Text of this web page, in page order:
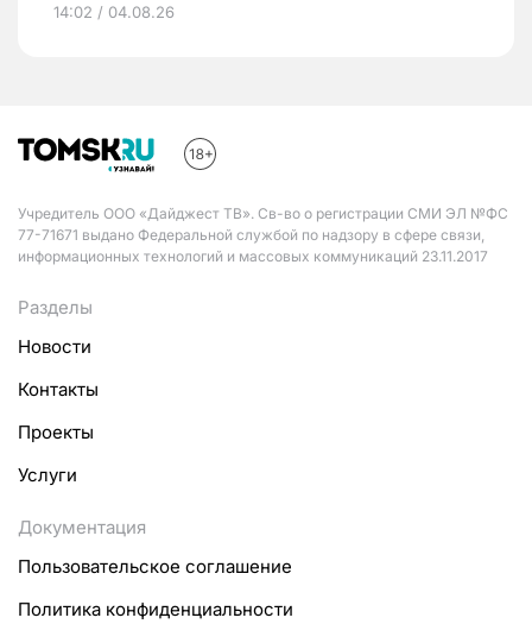
14:02 / 04.08.26
Учредитель ООО «Дайджест ТВ». Св-во о регистрации СМИ ЭЛ №ФС
77-71671 выдано Федеральной службой по надзору в сфере связи,
информационных технологий и массовых коммуникаций 23.11.2017
Разделы
Новости
Контакты
Проекты
Услуги
Документация
Пользовательское соглашение
Политика конфиденциальности